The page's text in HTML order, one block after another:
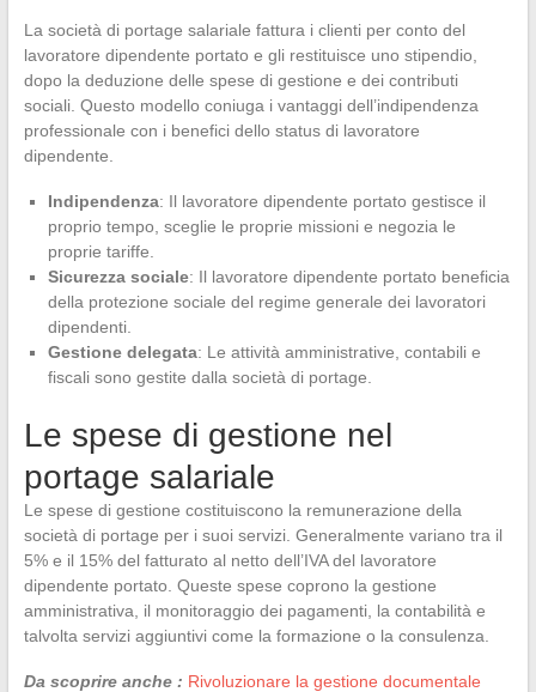
La società di portage salariale fattura i clienti per conto del
lavoratore dipendente portato e gli restituisce uno stipendio,
dopo la deduzione delle spese di gestione e dei contributi
sociali. Questo modello coniuga i vantaggi dell’indipendenza
professionale con i benefici dello status di lavoratore
dipendente.
Indipendenza: Il lavoratore dipendente portato gestisce il
proprio tempo, sceglie le proprie missioni e negozia le
proprie tariffe.
Sicurezza sociale: Il lavoratore dipendente portato beneficia
della protezione sociale del regime generale dei lavoratori
dipendenti.
Gestione delegata: Le attività amministrative, contabili e
fiscali sono gestite dalla società di portage.
Le spese di gestione nel
portage salariale
Le spese di gestione costituiscono la remunerazione della
società di portage per i suoi servizi. Generalmente variano tra il
5% e il 15% del fatturato al netto dell’IVA del lavoratore
dipendente portato. Queste spese coprono la gestione
amministrativa, il monitoraggio dei pagamenti, la contabilità e
talvolta servizi aggiuntivi come la formazione o la consulenza.
Da scoprire anche : Rivoluzionare la gestione documentale